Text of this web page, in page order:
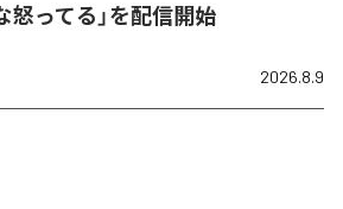
怒ってる」を配信開始
2026.8.9